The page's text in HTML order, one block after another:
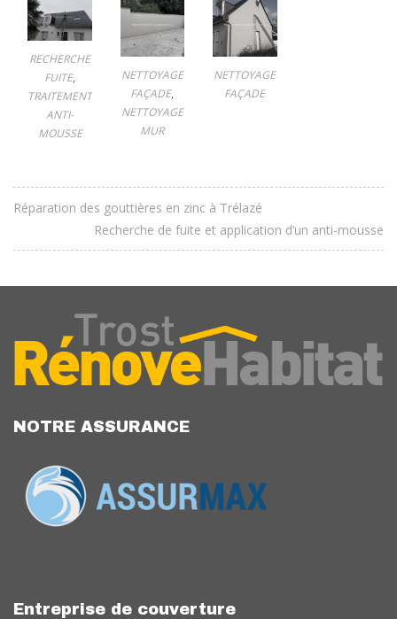
RECHERCHE
FUITE,
TRAITEMENT
ANTI-
MOUSSE
NETTOYAGE
FAÇADE,
NETTOYAGE
MUR
NETTOYAGE
FAÇADE
Réparation des gouttières en zinc à Trélazé
Recherche de fuite et application d’un anti-mousse
NOTRE ASSURANCE
Entreprise de couverture